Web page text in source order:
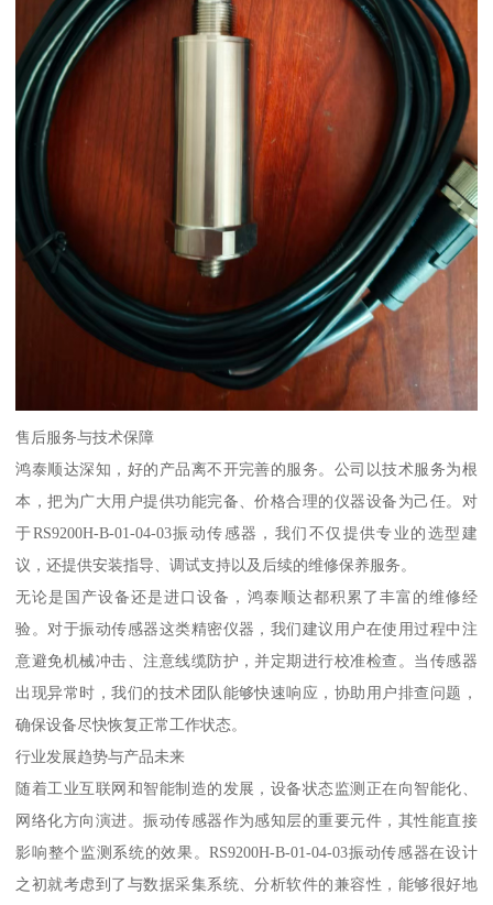
售后服务与技术保障
鸿泰顺达深知，好的产品离不开完善的服务。公司以技术服务为根
本，把为广大用户提供功能完备、价格合理的仪器设备为己任。对
于RS9200H-B-01-04-03振动传感器，我们不仅提供专业的选型建
议，还提供安装指导、调试支持以及后续的维修保养服务。
无论是国产设备还是进口设备，鸿泰顺达都积累了丰富的维修经
验。对于振动传感器这类精密仪器，我们建议用户在使用过程中注
意避免机械冲击、注意线缆防护，并定期进行校准检查。当传感器
出现异常时，我们的技术团队能够快速响应，协助用户排查问题，
确保设备尽快恢复正常工作状态。
行业发展趋势与产品未来
随着工业互联网和智能制造的发展，设备状态监测正在向智能化、
网络化方向演进。振动传感器作为感知层的重要元件，其性能直接
影响整个监测系统的效果。RS9200H-B-01-04-03振动传感器在设计
之初就考虑到了与数据采集系统、分析软件的兼容性，能够很好地